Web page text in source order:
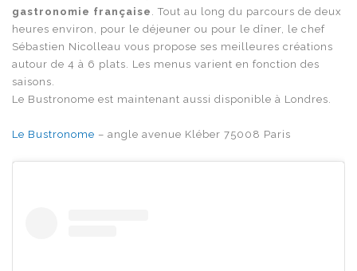
gastronomie française . Tout au long du parcours de deux
heures environ, pour le déjeuner ou pour le dîner, le chef
Sébastien Nicolleau vous propose ses meilleures créations
autour de 4 à 6 plats. Les menus varient en fonction des
saisons.
Le Bustronome est maintenant aussi disponible à Londres.
Le Bustronome – angle avenue Kléber 75008 Paris